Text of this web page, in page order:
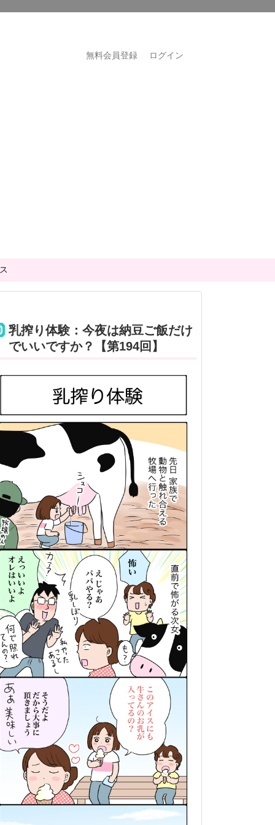
無料会員登録 ログイン
乳搾り体験：今夜は納豆ご飯だけ
でいいですか？【第194回】